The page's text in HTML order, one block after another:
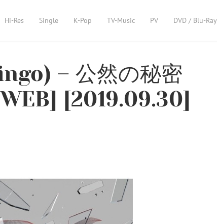
Hi-Res Single K-Pop TV-Music PV DVD / Blu-Ray
– 公然の秘密
[2019.09.30]